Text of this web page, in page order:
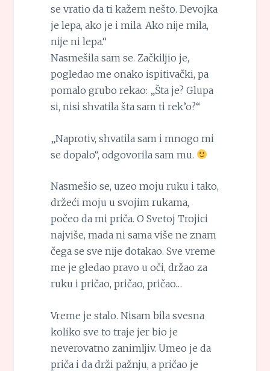
se vratio da ti kažem nešto. Devojka
je lepa, ako je i mila. Ako nije mila,
nije ni lepa.“
Nasmešila sam se. Začkiljio je,
pogledao me onako ispitivački, pa
pomalo grubo rekao: „Šta je? Glupa
si, nisi shvatila šta sam ti rek’o?“
„Naprotiv, shvatila sam i mnogo mi
se dopalo“, odgovorila sam mu.
Nasmešio se, uzeo moju ruku i tako,
držeći moju u svojim rukama,
počeo da mi priča. O Svetoj Trojici
najviše, mada ni sama više ne znam
čega se sve nije dotakao. Sve vreme
me je gledao pravo u oči, držao za
ruku i pričao, pričao, pričao…
Vreme je stalo. Nisam bila svesna
koliko sve to traje jer bio je
neverovatno zanimljiv. Umeo je da
priča i da drži pažnju, a pričao je